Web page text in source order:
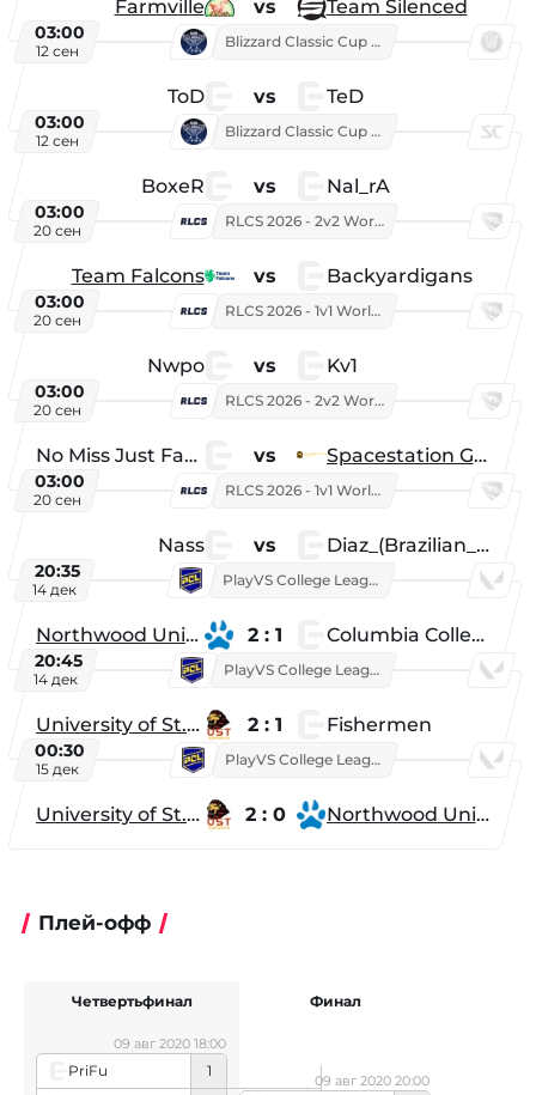
Farmville vs Team Silenced
03:00
12 сен
Blizzard Classic Cup 2026
ToD vs TeD
03:00
12 сен
Blizzard Classic Cup 2026
BoxeR vs Nal_rA
03:00
20 сен
RLCS 2026 - 2v2 World Championship
Team Falcons vs Backyardigans
03:00
20 сен
RLCS 2026 - 1v1 World Championship
Nwpo vs Kv1
03:00
20 сен
RLCS 2026 - 2v2 World Championship
No Miss Just Fake vs Spacestation Gaming
03:00
20 сен
RLCS 2026 - 1v1 World Championship
Nass vs Diaz_(Brazilian_Player)
20:35
14 дек
PlayVS College League 2025: Fall
Northwood University 2 : 1 Columbia College
20:45
14 дек
PlayVS College League 2025: Fall
University of St. Thomas 2 : 1 Fishermen
00:30
15 дек
PlayVS College League 2025: Fall
University of St. Thomas 2 : 0 Northwood University
Плей-офф
PriFu
1
09 авг 2020 18:00
Четвертьфинал
09 авг 2020 20:00
Финал